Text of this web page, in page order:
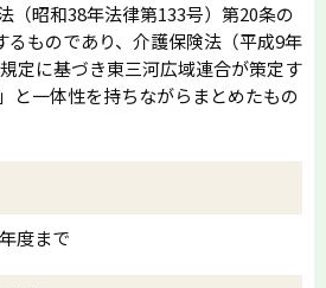
（昭和38年法律第133号）第20条の
るものであり、介護保険法（平成9年
定に基づき東三河広域連合が策定す
と一体性を持ちながらまとめたもの
度まで